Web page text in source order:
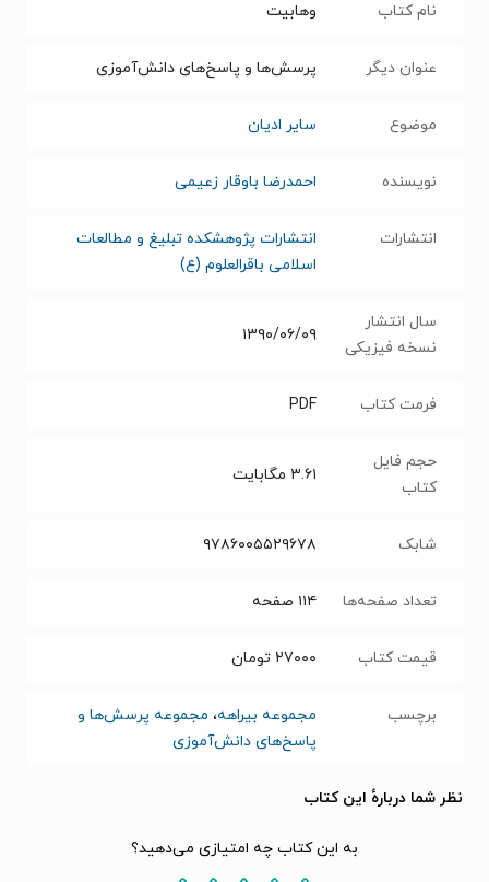
نام کتاب وهابیت
عنوان دیگر پرسش‌ها و پاسخ‌های دانش‌آموزی
موضوع سایر ادیان
نویسنده احمدرضا باوقار زعیمی
انتشارات
انتشارات پژوهشکده تبلیغ و مطالعات
اسلامی باقرالعلوم (ع)
سال انتشار
نسخه فیزیکی
۱۳۹۰/۰۶/۰۹
فرمت کتاب PDF
حجم فایل
کتاب
۳.۶۱ مگابایت
شابک ۹۷۸۶۰۰۵۵۲۹۶۷۸
تعداد صفحه‌ها ۱۱۴ صفحه
قیمت کتاب ۲۷۰۰۰ تومان
برچسب مجموعه بیراهه، مجموعه پرسش‌ها و
پاسخ‌های دانش‌آموزی
نظر شما دربارهٔ این کتاب
به این کتاب چه امتیازی می‌دهید؟